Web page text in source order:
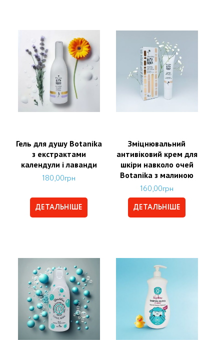
Гель для душу Botanika
з екстрактами
календули і лаванди
180,00грн
ДЕТАЛЬНІШЕ
Зміцнювальний
антивіковий крем для
шкіри навколо очей
Botanika з малиною
160,00грн
ДЕТАЛЬНІШЕ